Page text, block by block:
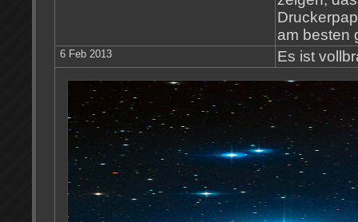
am besten
6 Feb 2013 Es ist